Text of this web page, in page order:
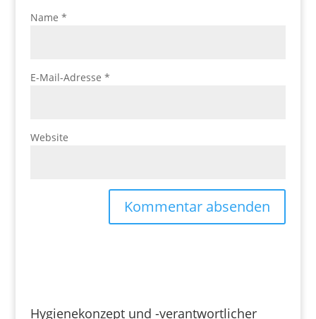
Name *
E-Mail-Adresse *
Website
Hygienekonzept und -verantwortlicher